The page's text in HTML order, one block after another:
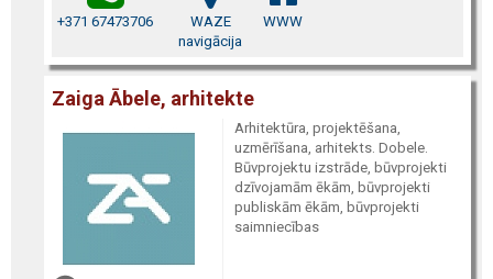
+371 67473706
WAZE
navigācija
WWW
Zaiga Ābele, arhitekte
Arhitektūra, projektēšana,
uzmērīšana, arhitekts. Dobele.
Būvprojektu izstrāde, būvprojekti
dzīvojamām ēkām, būvprojekti
publiskām ēkām, būvprojekti
saimniecības